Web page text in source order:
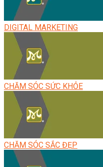
DIGITAL MARKETING
CHĂM SÓC SỨC KHỎE
CHĂM SÓC SẮC ĐẸP